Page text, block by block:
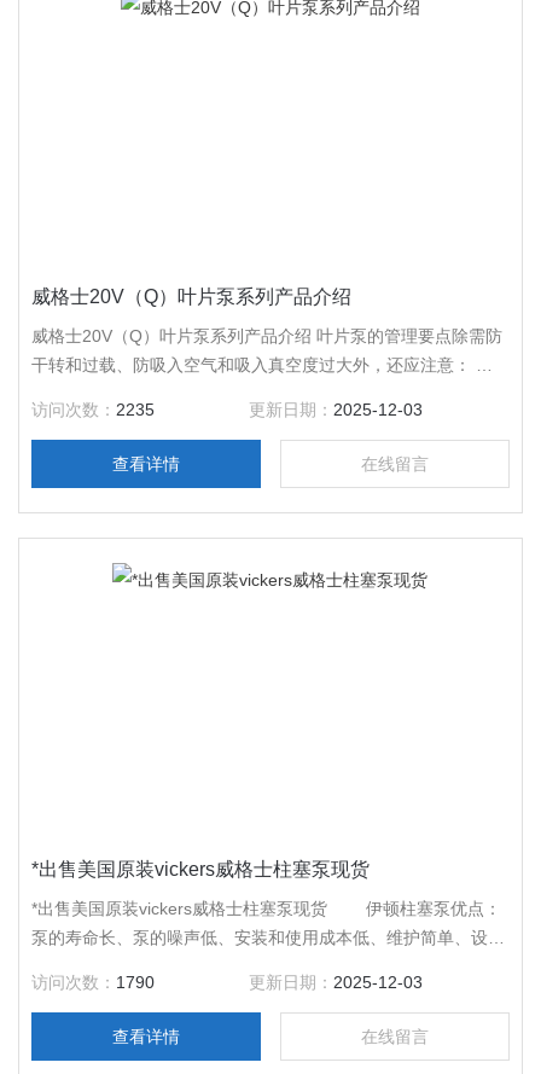
威格士20V（Q）叶片泵系列产品介绍
威格士20V（Q）叶片泵系列产品介绍 叶片泵的管理要点除需防
干转和过载、防吸入空气和吸入真空度过大外，还应注意： 泵
反。 转子叶槽有倾斜，叶片有倒角，叶片底部与排油腔通，配
油盘上的节流槽和吸、排口是按既定转向设计。 小型泵-0.015～
访问次数： 2235 更新日期： 2025-12-03
查看详情 在线留言
*出售美国原装vickers威格士柱塞泵现货
*出售美国原装vickers威格士柱塞泵现货 伊顿柱塞泵优点：
泵的寿命长、泵的噪声低、安装和使用成本低、维护简单、设备
访问次数： 1790 更新日期： 2025-12-03
查看详情 在线留言